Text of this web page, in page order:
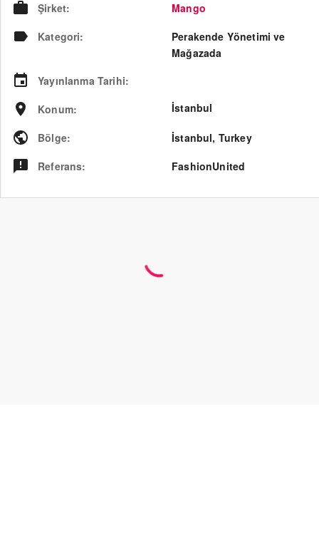
Şirket:
Mango
Kategori:
Perakende Yönetimi ve
Mağazada
Yayınlanma Tarihi:
Konum: İstanbul
Bölge: İstanbul, Turkey
Referans: FashionUnited